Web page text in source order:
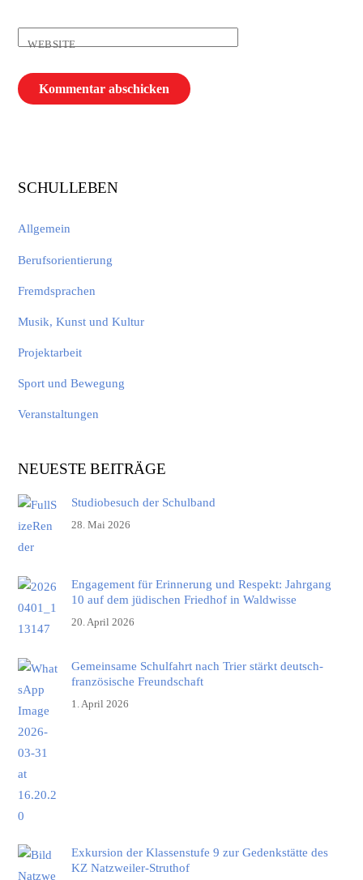
WEBSITE
SCHULLEBEN
Allgemein
Berufsorientierung
Fremdsprachen
Musik, Kunst und Kultur
Projektarbeit
Sport und Bewegung
Veranstaltungen
NEUESTE BEITRÄGE
Studiobesuch der Schulband
28. Mai 2026
Engagement für Erinnerung und Respekt: Jahrgang
10 auf dem jüdischen Friedhof in Waldwisse
20. April 2026
Gemeinsame Schulfahrt nach Trier stärkt deutsch-
französische Freundschaft
1. April 2026
Exkursion der Klassenstufe 9 zur Gedenkstätte des
KZ Natzweiler-Struthof